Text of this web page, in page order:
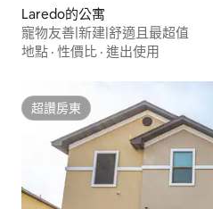
Laredo的公寓
寵物友善|新建|舒適且最超值
地點 · 性價比 · 進出使用
超讚房東
超讚房東